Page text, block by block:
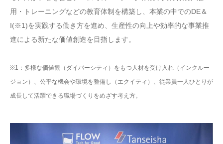
用・トレーニングなどの教育体制を構築し、本業の中でのDE＆
I(※1)を実践する働き方を進め、生産性の向上や効率的な事業推
進による新たな価値創造を目指します。
※1：多様な価値観（ダイバーシティ）をもつ人材を受け入れ（インクルー
ジョン）、公平な機会や環境を整備し（エクイティ）、従業員一人ひとりが
成長して活躍できる職場づくりをめざす考え方。